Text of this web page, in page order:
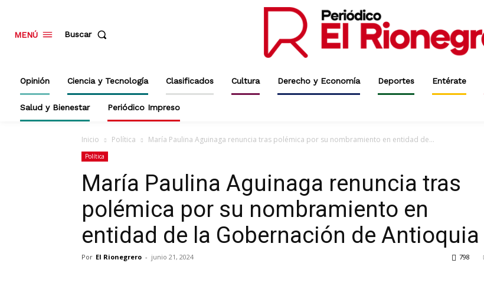
MENÚ Buscar
Opinión Ciencia y Tecnología Clasificados Cultura Derecho y Economía Deportes Entérate
Salud y Bienestar Periódico Impreso
Inicio Política María Paulina Aguinaga renuncia tras polémica por su nombramiento en entidad de...
Política
María Paulina Aguinaga renuncia tras
polémica por su nombramiento en
entidad de la Gobernación de Antioquia
Por El Rionegrero - junio 21, 2024 798